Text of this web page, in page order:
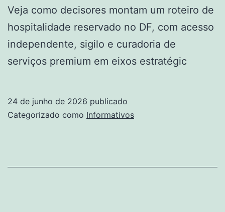
Veja como decisores montam um roteiro de
hospitalidade reservado no DF, com acesso
independente, sigilo e curadoria de
serviços premium em eixos estratégic
24 de junho de 2026 publicado
Categorizado como Informativos